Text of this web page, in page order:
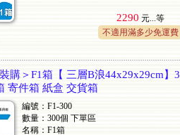
2290 元...等
不適用滿多少免運費
購＞F1箱【 三層B浪44x29x29cm】
寄件箱 紙盒 交貨箱
編號：F1-300
數量：300個 下單區
名稱：F1箱